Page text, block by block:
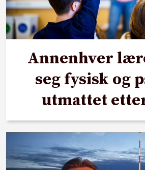
Annenhver
seg fysisk og
utmattet